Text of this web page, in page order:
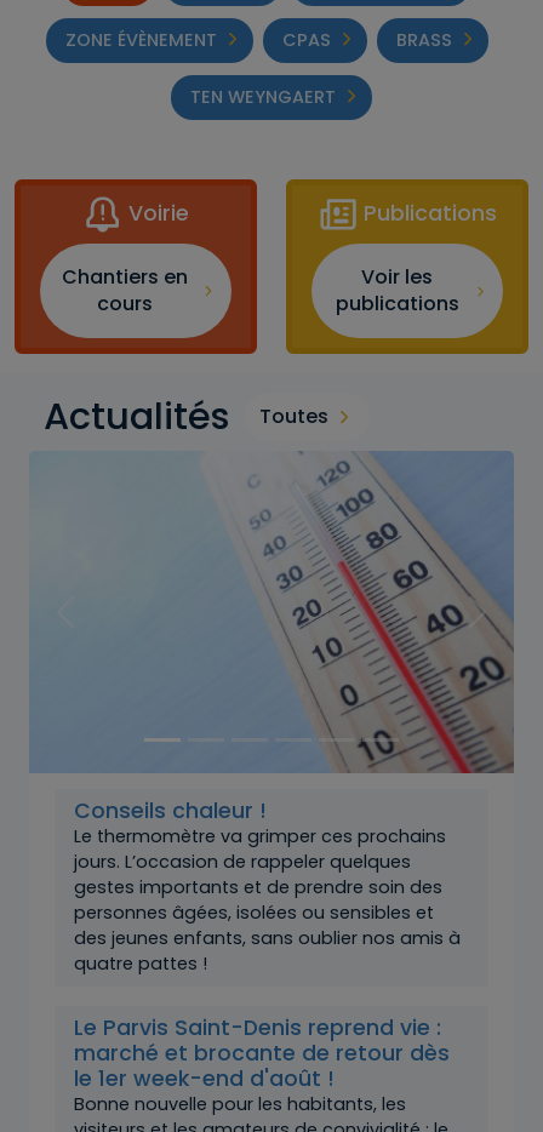
ZONE ÉVÈNEMENT CPAS BRASS
TEN WEYNGAERT
Voirie
Chantiers en
cours
Publications
Voir les
publications
Actualités Toutes
Suivant
Conseils chaleur !
Le thermomètre va grimper ces prochains
jours. L’occasion de rappeler quelques
gestes importants et de prendre soin des
personnes âgées, isolées ou sensibles et
des jeunes enfants, sans oublier nos amis à
quatre pattes !
Le Parvis Saint-Denis reprend vie :
marché et brocante de retour dès
le 1er week-end d'août !
Bonne nouvelle pour les habitants, les